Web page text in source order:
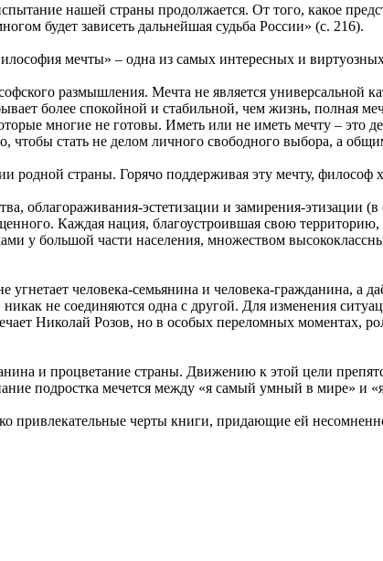
нашей страны продолжается. От того, какое
будет зависеть дальнейшая судьба России» (с. 216).
мечты» – одна из самых интересных и
размышления. Мечта не является универсальной
более спокойной и стабильной, чем жизнь, полная
многие не готовы. Иметь или не иметь мечту – это
чтобы стать не делом личного свободного выбора, а
родной страны. Горячо поддерживая эту мечту,
облагораживания-эстетизации и замирения-этизации
Каждая нация, благоустроившая свою
у большой части населения, множеством
человека-семьянина и человека-гражданина, а
не соединяются одна с другой. Для изменения
Николай Розов, но в особых переломных моментах,
и процветание страны. Движению к этой цели
подростка мечется между «я самый умный в мире» и
привлекательные черты книги, придающие ей